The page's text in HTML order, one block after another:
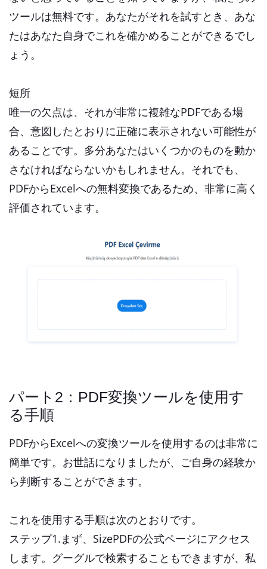
ツールは無料です。あなたがそれを試すとき、あな
たはあなた自身でこれを確かめることができるでし
ょう。
短所
唯一の欠点は、それが非常に複雑なPDFである場
合、意図したとおりに正確に表示されない可能性が
あることです。多分あなたはいくつかのものを動か
さなければならないかもしれません。それでも、
PDFからExcelへの無料変換であるため、非常に高く
評価されています。
パート2：PDF変換ツールを使用す
る手順
PDFからExcelへの変換ツールを使用するのは非常に
簡単です。お世話になりましたが、ご自身の経験か
ら判断することができます。
これを使用する手順は次のとおりです。
ステップ1.まず、SizePDFの公式ページにアクセス
します。グーグルで検索することもできますが、私